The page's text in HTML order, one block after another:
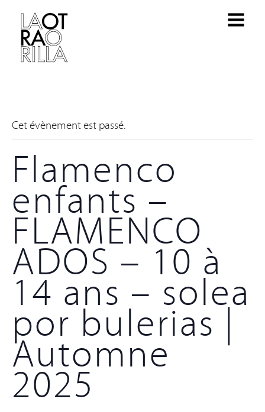
Cet évènement est passé.
Flamenco
enfants –
FLAMENCO
ADOS – 10 à
14 ans – solea
por bulerias |
Automne
2025